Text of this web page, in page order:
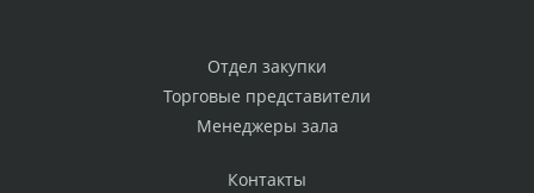
Отдел закупки
Торговые представители
Менеджеры зала
Контакты